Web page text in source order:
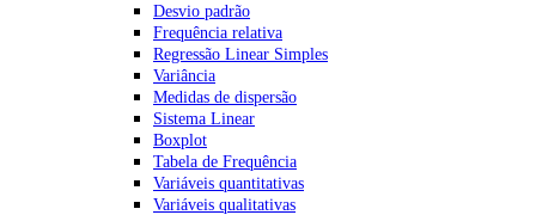
Desvio padrão
Frequência relativa
Regressão Linear Simples
Variância
Medidas de dispersão
Sistema Linear
Boxplot
Tabela de Frequência
Variáveis quantitativas
Variáveis qualitativas